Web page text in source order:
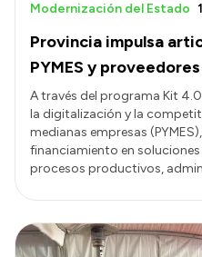
Provincia impulsa
PYMES y
Modernización del Estado
A través del programa Kit
la digitalización y la
medianas empresas
financiamiento en
procesos productivos,